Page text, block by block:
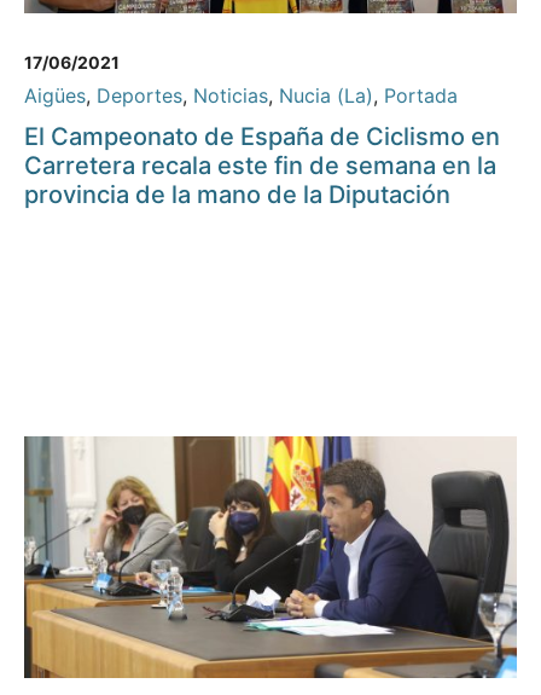
17/06/2021
Aigües, Deportes, Noticias, Nucia (La), Portada
El Campeonato de España de Ciclismo en
Carretera recala este fin de semana en la
provincia de la mano de la Diputación